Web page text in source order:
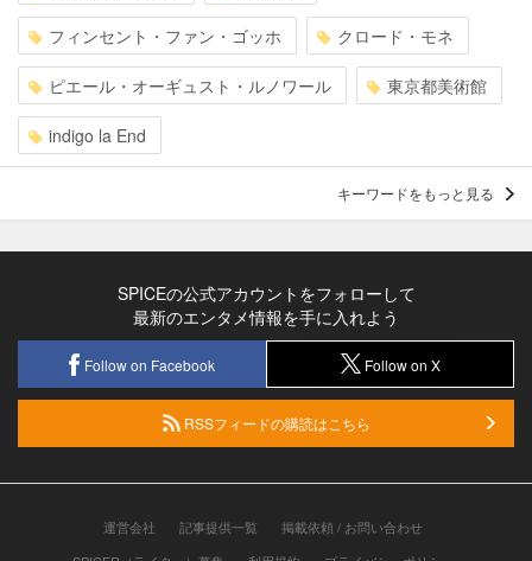
フィンセント・ファン・ゴッホ クロード・モネ
ピエール・オーギュスト・ルノワール 東京都美術館
indigo la End
キーワードをもっと見る
SPICEの公式アカウントをフォローして
最新のエンタメ情報を手に入れよう
Follow on Facebook Follow on X
RSSフィードの購読はこちら
運営会社 記事提供一覧
掲載依頼 / お問い合わせ